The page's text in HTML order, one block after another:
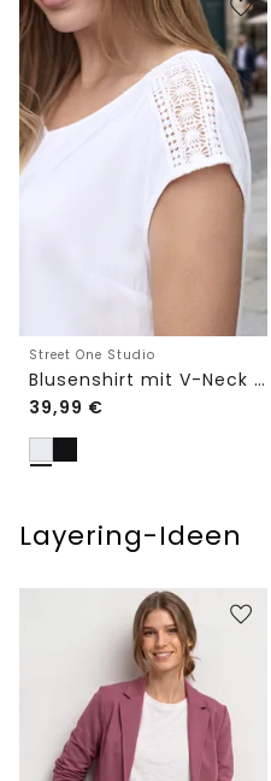
Street One Studio
Blusenshirt mit V-Neck und Spitze
39,99 €
Layering-Ideen